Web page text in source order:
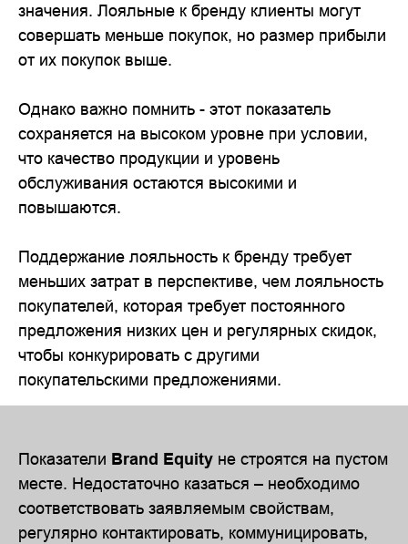
значения. Лояльные к бренду клиенты могут
совершать меньше покупок, но размер прибыли
от их покупок выше.
Однако важно помнить - этот показатель
сохраняется на высоком уровне при условии,
что качество продукции и уровень
обслуживания остаются высокими и
повышаются.
Поддержание лояльность к бренду требует
меньших затрат в перспективе, чем лояльность
покупателей, которая требует постоянного
предложения низких цен и регулярных скидок,
чтобы конкурировать с другими
покупательскими предложениями.
Показатели Brand Equity не строятся на пустом
месте. Недостаточно казаться – необходимо
соответствовать заявляемым свойствам,
регулярно контактировать, коммуницировать,